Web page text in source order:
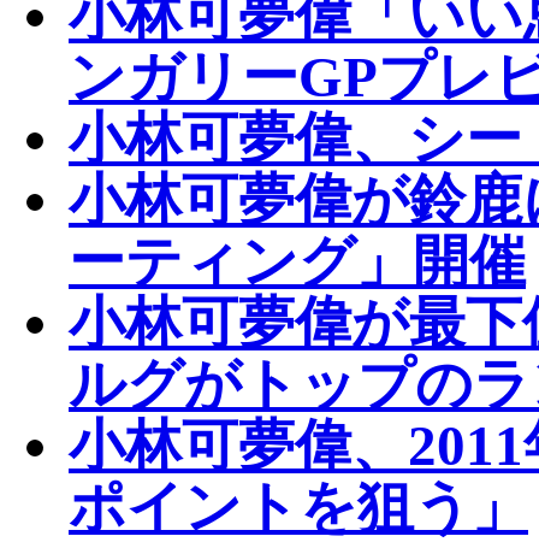
小林可夢偉「い
ンガリーGPプレ
小林可夢偉、シ
小林可夢偉が鈴
ーティング」開催
小林可夢偉が最
ルグがトップの
小林可夢偉、
ポイントを狙う」